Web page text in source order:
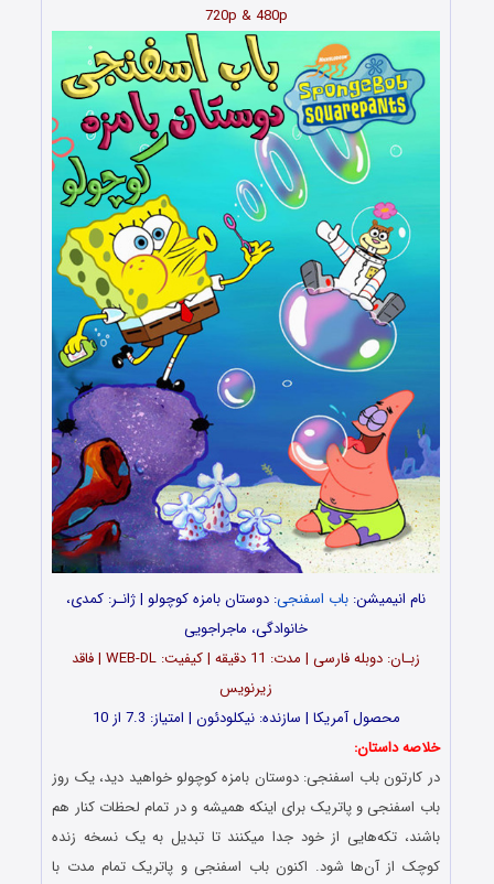
720p & 480p
نام انیمیشن: باب اسفنجی: دوستان بامزه کوچولو | ژانـر: کمدی،
خانوادگی، ماجراجویی
زبـان: دوبله فارسی | مدت: 11 دقیقه | کیفیت: WEB-DL | فاقد
زیرنویس
محصول آمریکا | سازنده: نیکلودئون | امتیاز: 7.3 از 10
خلاصه داستان:
در کارتون باب اسفنجی: دوستان بامزه کوچولو خواهید دید، یک روز
باب اسفنجی و پاتریک برای اینکه همیشه و در تمام لحظات کنار هم
باشند، تکه‌هایی از خود جدا میکنند تا تبدیل به یک نسخه زنده
کوچک از آن‌ها شود. اکنون باب اسفنجی و پاتریک تمام مدت با